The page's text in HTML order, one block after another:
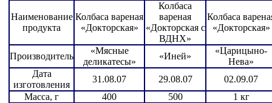
Наименование
продукта
Колбаса вареная
«Докторская»
Колбаса
вареная
«Докторская c
ВДНХ»
Колбаса
«Докторская»
Производитель
«Мясные
деликатесы»
«Иней»
«Царицыно-
Нева»
Дата
изготовления
31.08.07 29.08.07
02.09.07
Масса, г
400 500
1 кг